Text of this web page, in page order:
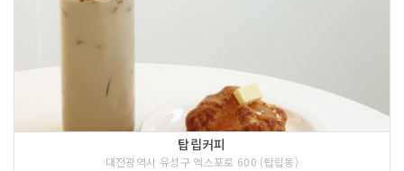
탑립커피
대전광역시 유성구 엑스포로 600 (탑립동)